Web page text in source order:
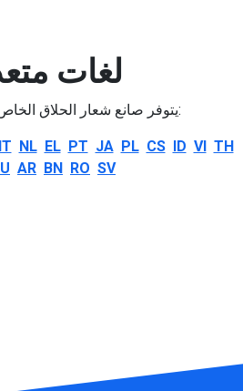
لغات
يتوفر صانع شعار الحلاق الخاص بنا بلغات مختلفة:
IT NL EL PT JA PL CS ID VI TH
AR BN RO SV